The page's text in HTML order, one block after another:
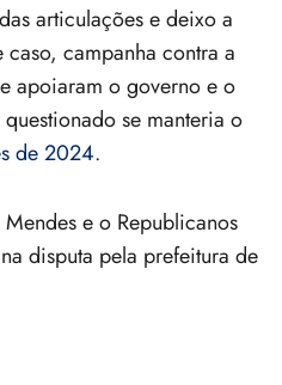
articulações e deixo a
campanha contra a
apoiaram o governo e o
se manteria o
de 2024.
e o Republicanos
disputa pela prefeitura de